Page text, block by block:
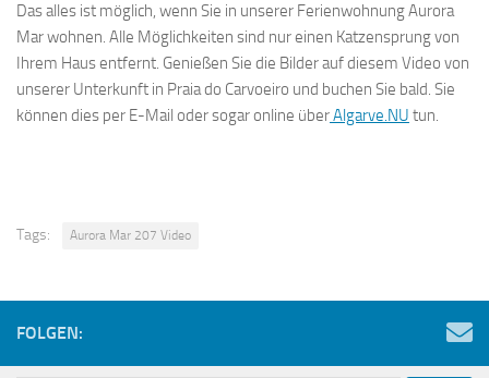
Das alles ist möglich, wenn Sie in unserer Ferienwohnung Aurora
Mar wohnen. Alle Möglichkeiten sind nur einen Katzensprung von
Ihrem Haus entfernt. Genießen Sie die Bilder auf diesem Video von
unserer Unterkunft in Praia do Carvoeiro und buchen Sie bald. Sie
können dies per E-Mail oder sogar online überAlgarve.NU tun.
Tags: Aurora Mar 207 Video
FOLGEN: